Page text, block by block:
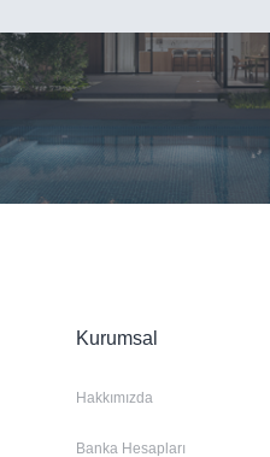
Kurumsal
Hakkımızda
Banka Hesapları